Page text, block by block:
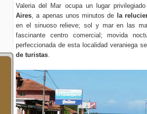
Valeria del Mar ocupa un lugar
Aires, a apenas unos minutos de
la
en el sinuoso relieve; sol y mar en las
fascinante centro comercial; movida
perfeccionada de esta localidad veraniega
de turistas.